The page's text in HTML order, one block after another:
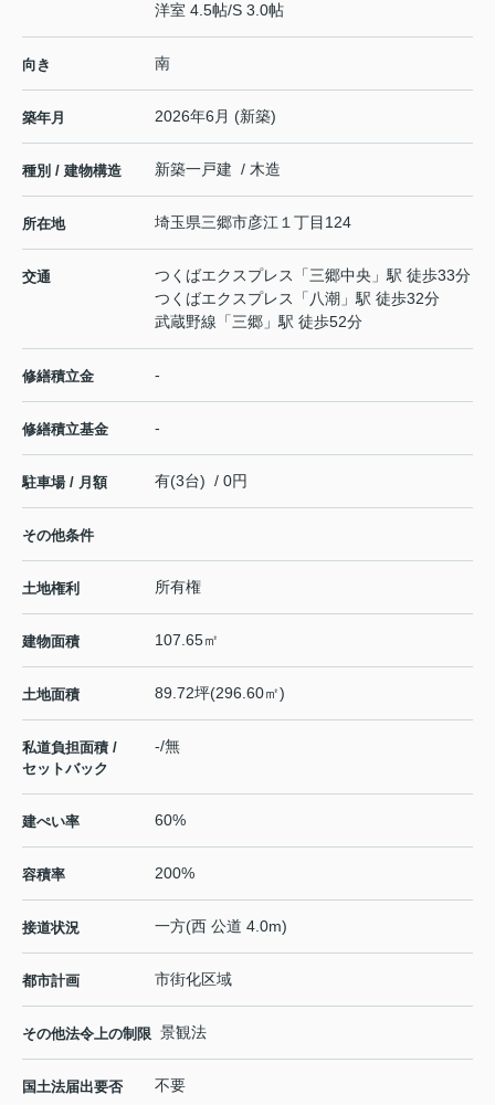
洋室 4.5帖/S 3.0帖
向き 南
築年月 2026年6月 (新築)
種別 / 建物構造 新築一戸建 / 木造
所在地 埼玉県三郷市彦江１丁目124
交通 つくばエクスプレス 「三郷中央 」駅 徒歩33分
つくばエクスプレス
「 八潮 」駅 徒歩32分
武蔵野線 「三郷 」駅 徒歩52分
修繕積立金 -
修繕積立基金 -
駐車場 / 月額 有(3台) / 0円
その他条件
土地権利 所有権
建物面積 107.65㎡
土地面積 89.72坪(296.60㎡)
私道負担面積 /
セットバック
-/無
建ぺい率 60%
容積率 200%
接道状況 一方(西 公道 4.0m)
都市計画 市街化区域
その他法令上の制限 景観法
国土法届出要否 不要